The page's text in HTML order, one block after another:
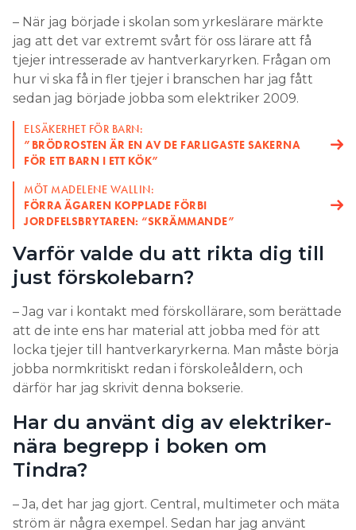
– När jag började i skolan som yrkeslärare märkte
jag att det var extremt svårt för oss lärare att få
tjejer intresserade av hantverkaryrken. Frågan om
hur vi ska få in fler tjejer i branschen har jag fått
sedan jag började jobba som elektriker 2009.
ELSÄKERHET FÖR BARN:
”BRÖDROSTEN ÄR EN AV DE FARLIGASTE SAKERNA
FÖR ETT BARN I ETT KÖK”
MÖT MADELENE WALLIN:
FÖRRA ÄGAREN KOPPLADE FÖRBI
JORDFELSBRYTAREN: “SKRÄMMANDE”
Varför valde du att rikta dig till
just förskolebarn?
– Jag var i kontakt med förskollärare, som berättade
att de inte ens har material att jobba med för att
locka tjejer till hantverkaryrkerna. Man måste börja
jobba normkritiskt redan i förskoleåldern, och
därför har jag skrivit denna bokserie.
Har du använt dig av elektriker-
nära begrepp i boken om
Tindra?
– Ja, det har jag gjort. Central, multimeter och mäta
ström är några exempel. Sedan har jag använt